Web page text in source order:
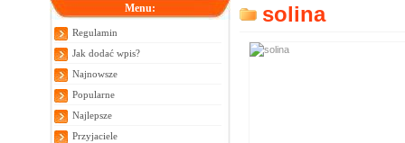
Menu:
Regulamin
Jak dodać wpis?
Najnowsze
Popularne
Najlepsze
Przyjaciele
solina